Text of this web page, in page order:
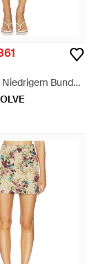
Bund